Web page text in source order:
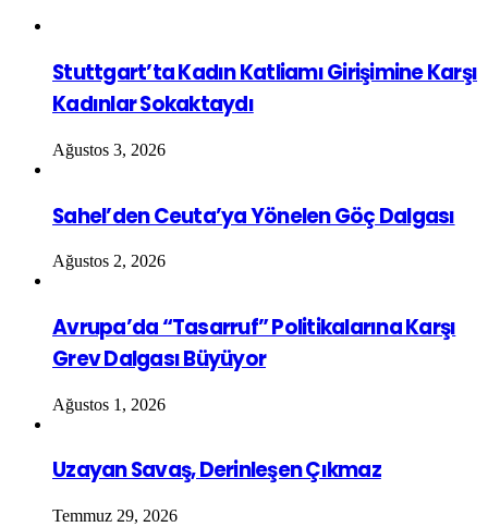
Stuttgart’ta Kadın Katliamı Girişimine Karşı
Kadınlar Sokaktaydı
Ağustos 3, 2026
Sahel’den Ceuta’ya Yönelen Göç Dalgası
Ağustos 2, 2026
Avrupa’da “Tasarruf” Politikalarına Karşı
Grev Dalgası Büyüyor
Ağustos 1, 2026
Uzayan Savaş, Derinleşen Çıkmaz
Temmuz 29, 2026